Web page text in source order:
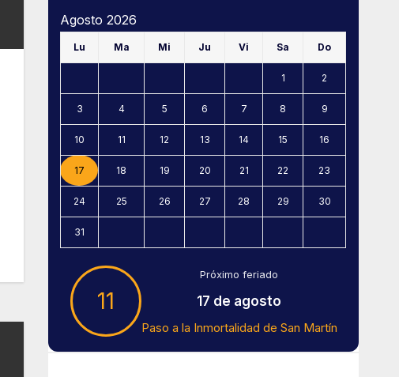
Agosto 2026
Lu Ma Mi Ju Vi Sa Do
1 2
3 4 5 6 7 8 9
10 11 12 13 14 15 16
17 18 19 20 21 22 23
24 25 26 27 28 29 30
31
11
Próximo feriado
17 de agosto
Paso a la Inmortalidad de San Martín